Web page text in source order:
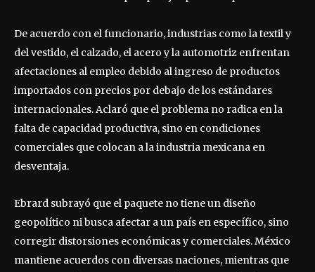
De acuerdo con el funcionario, industrias como la textil y
del vestido, el calzado, el acero y la automotriz enfrentan
afectaciones al empleo debido al ingreso de productos
importados con precios por debajo de los estándares
internacionales. Aclaró que el problema no radica en la
falta de capacidad productiva, sino en condiciones
comerciales que colocan a la industria mexicana en
desventaja.
Ebrard subrayó que el paquete no tiene un diseño
geopolítico ni busca afectar a un país en específico, sino
corregir distorsiones económicas y comerciales. México
mantiene acuerdos con diversas naciones, mientras que